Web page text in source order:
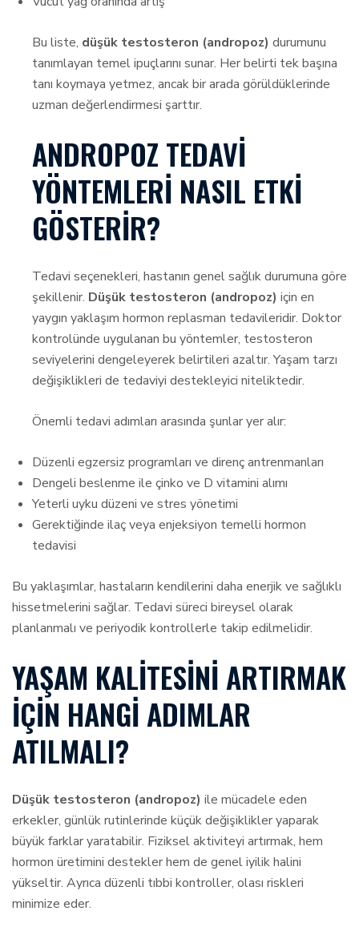
Bu liste, düşük testosteron (andropoz) durumunu
tanımlayan temel ipuçlarını sunar. Her belirti tek başına
tanı koymaya yetmez, ancak bir arada görüldüklerinde
uzman değerlendirmesi şarttır.
ANDROPOZ TEDAVI
YÖNTEMLERI NASIL ETKI
GÖSTERIR?
Tedavi seçenekleri, hastanın genel sağlık durumuna göre
şekillenir. Düşük testosteron (andropoz) için en
yaygın yaklaşım hormon replasman tedavileridir. Doktor
kontrolünde uygulanan bu yöntemler, testosteron
seviyelerini dengeleyerek belirtileri azaltır. Yaşam tarzı
değişiklikleri de tedaviyi destekleyici niteliktedir.
Önemli tedavi adımları arasında şunlar yer alır:
Düzenli egzersiz programları ve direnç antrenmanları
Dengeli beslenme ile çinko ve D vitamini alımı
Yeterli uyku düzeni ve stres yönetimi
Gerektiğinde ilaç veya enjeksiyon temelli hormon
tedavisi
Bu yaklaşımlar, hastaların kendilerini daha enerjik ve sağlıklı
hissetmelerini sağlar. Tedavi süreci bireysel olarak
planlanmalı ve periyodik kontrollerle takip edilmelidir.
YAŞAM KALITESINI ARTIRMAK
İÇIN HANGI ADIMLAR
ATILMALI?
Düşük testosteron (andropoz) ile mücadele eden
erkekler, günlük rutinlerinde küçük değişiklikler yaparak
büyük farklar yaratabilir. Fiziksel aktiviteyi artırmak, hem
hormon üretimini destekler hem de genel iyilik halini
yükseltir. Ayrıca düzenli tıbbi kontroller, olası riskleri
minimize eder.